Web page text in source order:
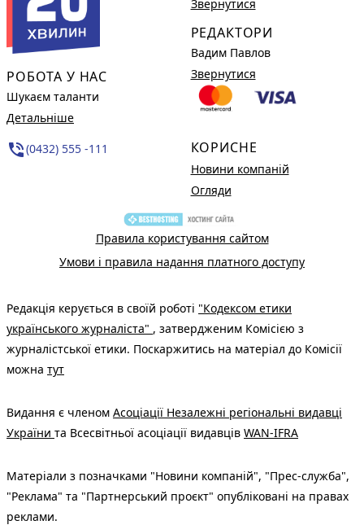
РОБОТА У НАС
Шукаєм таланти
Детальніше
phone_in_talk(0432) 555 -111
Звернутися
РЕДАКТОРИ
Вадим Павлов
Звернутися
КОРИСНЕ
Новини компаній
Огляди
Правила користування сайтом
Умови і правила надання платного доступу
Редакція керується в своїй роботі "Кодексом етики
українського журналіста" , затвердженим Комісією з
журналістської етики. Поскаржитись на матеріал до Комісії
можна тут
Видання є членом Асоціації Незалежні регіональні видавці
України та Всесвітньої асоціації видавців WAN-IFRA
Матеріали з позначками "Новини компаній", "Прес-служба",
"Реклама" та "Партнерський проєкт" опубліковані на правах
реклами.